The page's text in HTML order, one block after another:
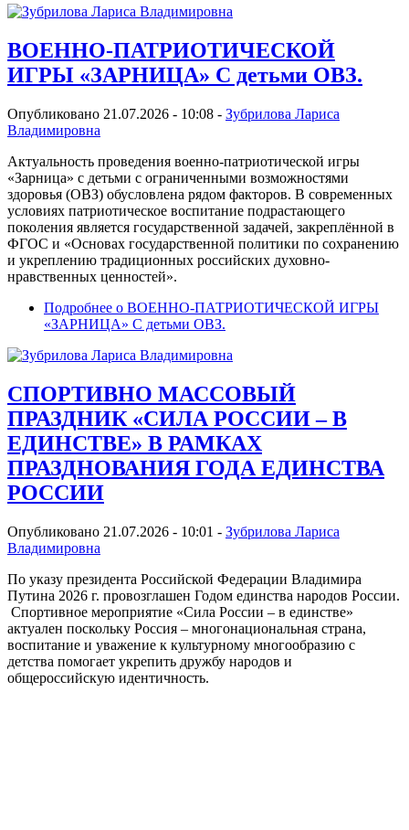
ВОЕННО-ПАТРИОТИЧЕСКОЙ
ИГРЫ «ЗАРНИЦА» С детьми ОВЗ.
Опубликовано 21.07.2026 - 10:08 - Зубрилова Лариса
Владимировна
Актуальность проведения военно-патриотической игры
«Зарница» с детьми с ограниченными возможностями
здоровья (ОВЗ) обусловлена рядом факторов. В современных
условиях патриотическое воспитание подрастающего
поколения является государственной задачей, закреплённой в
ФГОС и «Основах государственной политики по сохранению
и укреплению традиционных российских духовно-
нравственных ценностей».
Подробнее о ВОЕННО-ПАТРИОТИЧЕСКОЙ ИГРЫ
«ЗАРНИЦА» С детьми ОВЗ.
СПОРТИВНО МАССОВЫЙ
ПРАЗДНИК «СИЛА РОССИИ – В
ЕДИНСТВЕ» В РАМКАХ
ПРАЗДНОВАНИЯ ГОДА ЕДИНСТВА
РОССИИ
Опубликовано 21.07.2026 - 10:01 - Зубрилова Лариса
Владимировна
По указу президента Российской Федерации Владимира
Путина 2026 г. провозглашен Годом единства народов России.
Спортивное мероприятие «Сила России – в единстве»
актуален поскольку Россия – многонациональная страна,
воспитание и уважение к культурному многообразию с
детства помогает укрепить дружбу народов и
общероссийскую идентичность.